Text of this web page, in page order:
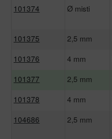
101374 Ø misti
101375 2,5 mm
101376 4 mm
101377 2,5 mm
101378 4 mm
104686 2,5 mm